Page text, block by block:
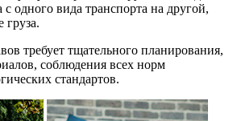
с одного вида транспорта на другой,
груза.
требует тщательного планирования,
соблюдения всех норм
стандартов.